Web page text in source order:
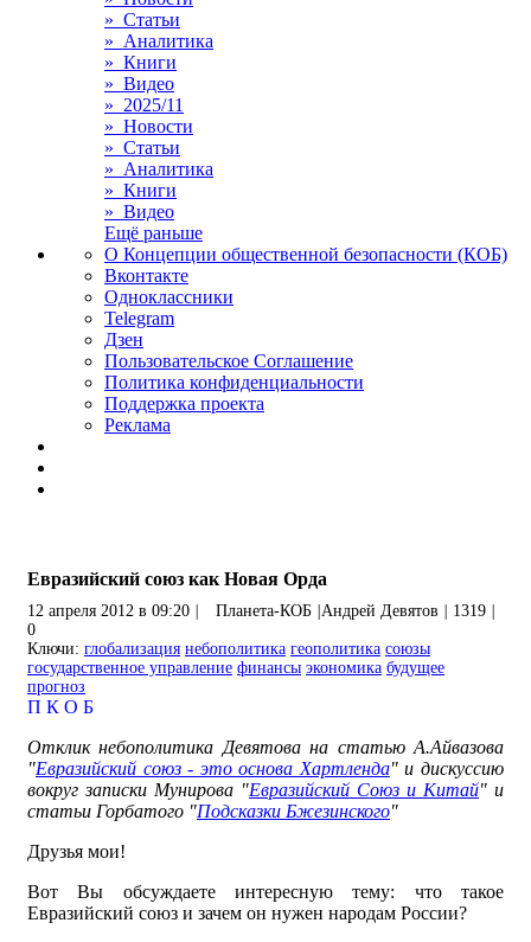
» Статьи
» Аналитика
» Книги
» Видео
» 2025/11
» Новости
» Статьи
» Аналитика
» Книги
» Видео
Ещё раньше
О Концепции общественной безопасности (КОБ)
Вконтакте
Одноклассники
Telegram
Дзен
Пользовательское Соглашение
Политика конфиденциальности
Поддержка проекта
Реклама
Евразийский союз как Новая Орда
12 апреля 2012 в 09:20 Планета-КОБ Андрей Девятов 1319
0
Ключи: глобализация небополитика геополитика союзы
государственное управление финансы экономика будущее
прогноз
П К О Б
Отклик небополитика Девятова на статью А.Айвазова
"Евразийский союз - это основа Хартленда" и дискуссию
вокруг записки Мунирова "Евразийский Союз и Китай" и
статьи Горбатого "Подсказки Бжезинского"
Друзья мои!
Вот Вы обсуждаете интересную тему: что такое
Евразийский союз и зачем он нужен народам России?